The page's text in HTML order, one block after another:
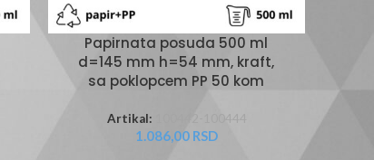
Papirnata posuda 500 ml
d=145 mm h=54 mm, kraft,
sa poklopcem PP 50 kom
Artikal:
1.086,00 RSD